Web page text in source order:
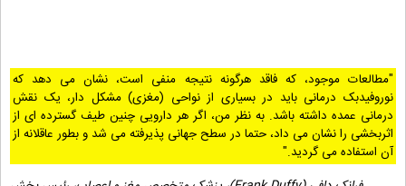
"مطالعات موجود، که فاقد هرگونه نتیجه منفی است، نشان می دهد که
نوروفیدبک درمانی باید در بسیاری از نواحی (مغزی) مشکل دار، یک نقش
درمانی عمده داشته باشد. به نظر من، اگر هر دارویی چنین طیف گسترده ای از
اثربخشی را نشان می داد، حتما در سطح جهانی پذیرفته می شد و بطور عاقلانه از
آن استفاده می گردید."